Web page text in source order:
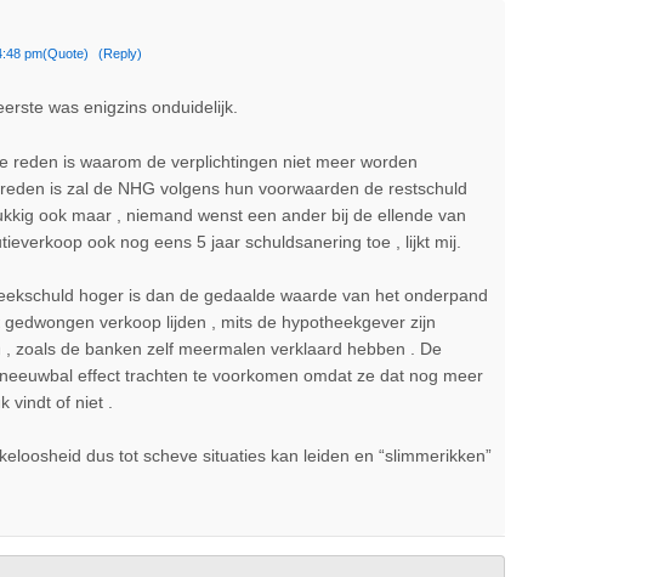
pm(Quote) (Reply)
was enigzins onduidelijk.
reden is waarom de verplichtingen niet meer worden
is zal de NHG volgens hun voorwaarden de restschuld
ook maar , niemand wenst een ander bij de ellende van
ook nog eens 5 jaar schuldsanering toe , lijkt mij.
hoger is dan de gedaalde waarde van het onderpand
verkoop lijden , mits de hypotheekgever zijn
zoals de banken zelf meermalen verklaard hebben . De
effect trachten te voorkomen omdat ze dat nog meer
vindt of niet .
dus tot scheve situaties kan leiden en “slimmerikken”